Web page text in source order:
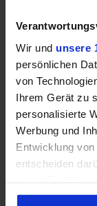
Wir und unsere
persönlichen
von
Ihrem Gerät zu
personalisierte
Werbung und
Entwicklung
entscheiden
Cookie-
Samsung